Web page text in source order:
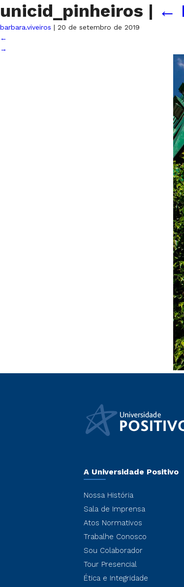
unicid_pinheiros | ←
barbara.viveiros | 20 de setembro de 2019
←
→
A Universidade Positivo
Nossa História
Sala de Imprensa
Atos Normativos
Trabalhe Conosco
Sou Colaborador
Tour Presencial
Ética e Integridade